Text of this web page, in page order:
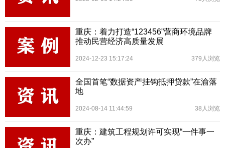
重庆：着力打造“123456”营商环境品牌
推动民营经济高质量发展
2024-12-23 15:17:24 379人浏览
全国首笔“数据资产挂钩抵押贷款”在渝落
地
2024-08-14 11:44:59 38人浏览
重庆：建筑工程规划许可实现“一件事一
次办”